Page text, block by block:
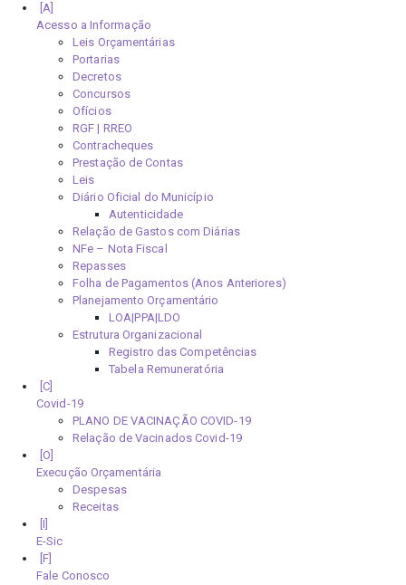
Acesso a Informação
Leis Orçamentárias
Portarias
Decretos
Concursos
Ofícios
RGF | RREO
Contracheques
Prestação de Contas
Leis
Diário Oficial do Município
Autenticidade
Relação de Gastos com Diárias
NFe – Nota Fiscal
Repasses
Folha de Pagamentos (Anos Anteriores)
Planejamento Orçamentário
LOA|PPA|LDO
Estrutura Organizacional
Registro das Competências
Tabela Remuneratória
Covid-19
PLANO DE VACINAÇÃO COVID-19
Relação de Vacinados Covid-19
Execução Orçamentária
Despesas
Receitas
E-Sic
Fale Conosco